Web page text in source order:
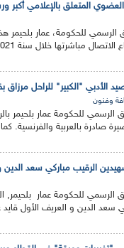
المتعلق بالإعلامي أكبر ورشة
الرسمي للحكومة، عمار بلحيمر
مباشرتها خلال سنة 2021...
الأدبي "الكبير" للراحل
وفنون
الرسمي للحكومة عمار بلحيمر
بالعربية والفرنسية.
الرقيب مباركي سعد
الرسمي للحكومة عمار بلحيمر,
سعد الدين و العريف الأول